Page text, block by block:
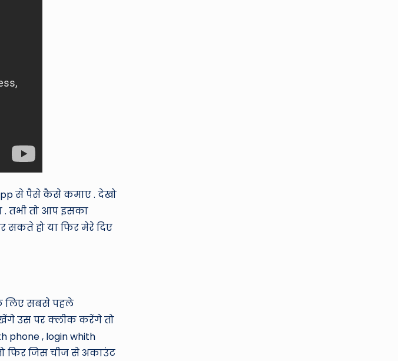
से पैसे कैसे कमाए . देखो
. तभी तो आप इसका
सकते हो या फिर मेरे दिए
लिए सबसे पहले
उस पर क्लीक करेंगे तो
, login whith
फिर जिस चीज से अकाउंट